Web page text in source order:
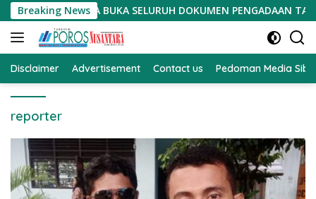
Langsung
ke
konten
Breaking News
BUKA SELURUH DOKUMEN PENGADAAN TANAH PSN
Disclaimer Advertisement Contact us Pedoman Media
reporter